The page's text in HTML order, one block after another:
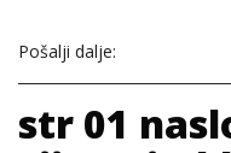
Pošalji dalje:
str 01